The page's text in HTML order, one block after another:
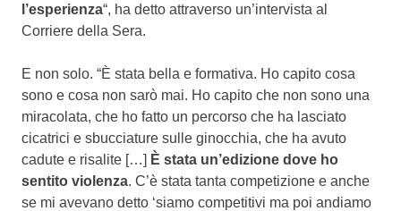
l’esperienza“, ha detto attraverso un’intervista al
Corriere della Sera.
E non solo. “È stata bella e formativa. Ho capito cosa
sono e cosa non sarò mai. Ho capito che non sono una
miracolata, che ho fatto un percorso che ha lasciato
cicatrici e sbucciature sulle ginocchia, che ha avuto
cadute e risalite […] È stata un’edizione dove ho
sentito violenza. C’è stata tanta competizione e anche
se mi avevano detto ‘siamo competitivi ma poi andiamo